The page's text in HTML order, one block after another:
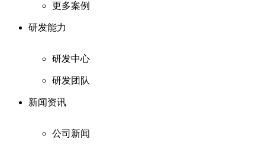
更多案例
研发能力
研发中心
研发团队
新闻资讯
公司新闻